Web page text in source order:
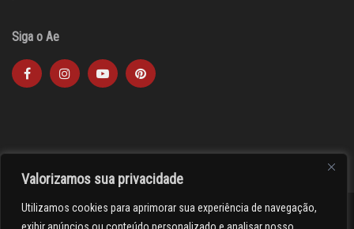
Valorizamos sua privacidade
Utilizamos cookies para aprimorar sua experiência de navegação,
Siga o Ae
><(((º> 17